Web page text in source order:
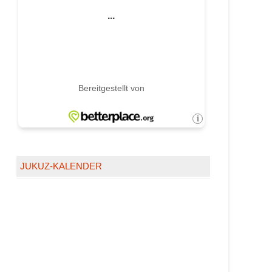
JUKUZ-KALENDER